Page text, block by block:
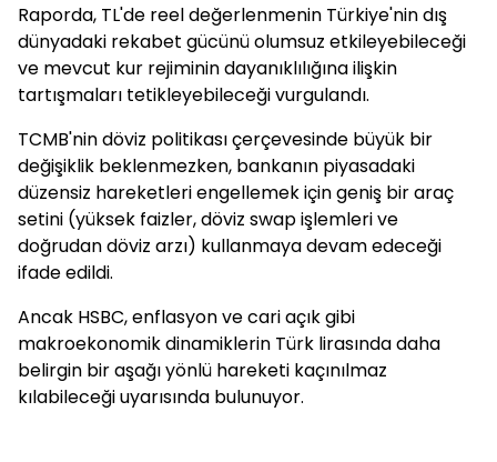
Raporda, TL'de reel değerlenmenin Türkiye'nin dış
dünyadaki rekabet gücünü olumsuz etkileyebileceği
ve mevcut kur rejiminin dayanıklılığına ilişkin
tartışmaları tetikleyebileceği vurgulandı.
TCMB'nin döviz politikası çerçevesinde büyük bir
değişiklik beklenmezken, bankanın piyasadaki
düzensiz hareketleri engellemek için geniş bir araç
setini (yüksek faizler, döviz swap işlemleri ve
doğrudan döviz arzı) kullanmaya devam edeceği
ifade edildi.
Ancak HSBC, enflasyon ve cari açık gibi
makroekonomik dinamiklerin Türk lirasında daha
belirgin bir aşağı yönlü hareketi kaçınılmaz
kılabileceği uyarısında bulunuyor.